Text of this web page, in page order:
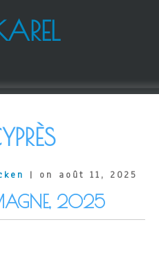
| on août 11, 2025
2025